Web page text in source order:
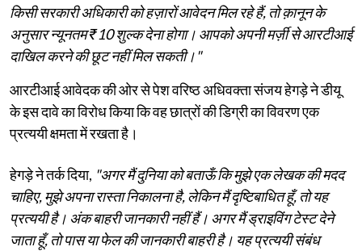
किसी सरकारी अधिकारी को हज़ारों आवेदन मिल रहे हैं, तो क़ानून के
अनुसार न्यूनतम ₹10 शुल्क देना होगा। आपको अपनी मर्ज़ी से आरटीआई
दाखिल करने की छूट नहीं मिल सकती।"
आरटीआई आवेदक की ओर से पेश वरिष्ठ अधिवक्ता संजय हेगड़े ने डीयू
के इस दावे का विरोध किया कि वह छात्रों की डिग्री का विवरण एक
प्रत्ययी क्षमता में रखता है।
हेगड़े ने तर्क दिया, "अगर मैं दुनिया को बताऊँ कि मुझे एक लेखक की मदद
चाहिए, मुझे अपना रास्ता निकालना है, लेकिन मैं दृष्टिबाधित हूँ, तो यह
प्रत्ययी है। अंक बाहरी जानकारी नहीं हैं। अगर मैं ड्राइविंग टेस्ट देने
जाता हूँ, तो पास या फेल की जानकारी बाहरी है। यह प्रत्ययी संबंध